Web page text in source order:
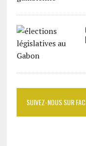
SUIVEZ-NOUS SUR